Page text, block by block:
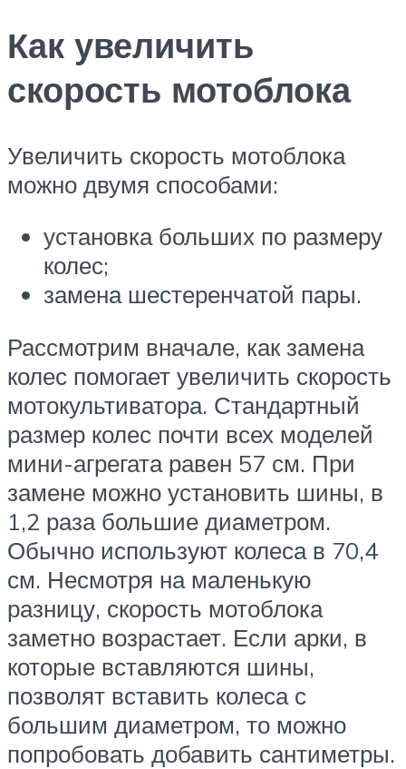
Как увеличить
скорость мотоблока
Увеличить скорость мотоблока
можно двумя способами:
установка больших по размеру
колес;
замена шестеренчатой пары.
Рассмотрим вначале, как замена
колес помогает увеличить скорость
мотокультиватора. Стандартный
размер колес почти всех моделей
мини-агрегата равен 57 см. При
замене можно установить шины, в
1,2 раза большие диаметром.
Обычно используют колеса в 70,4
см. Несмотря на маленькую
разницу, скорость мотоблока
заметно возрастает. Если арки, в
которые вставляются шины,
позволят вставить колеса с
большим диаметром, то можно
попробовать добавить сантиметры.